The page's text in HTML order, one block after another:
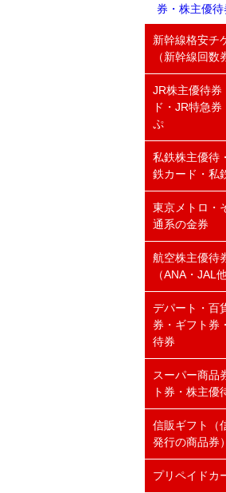
券・株主優待
新幹線格安チ
（新幹線回数
JR株主優待券
ド・JR特急券
ぷ
私鉄株主優待
鉄カード・私
東京メトロ・
通系の金券
航空株主優待
（ANA・JAL他
デパート・百
券・ギフト券
待券
スーパー商品
ト券・株主優
信販ギフト（
発行の商品券）
プリペイドカ